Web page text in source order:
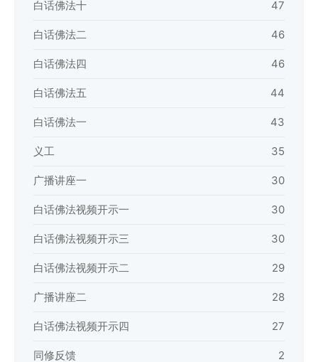
白话佛法十 47
白话佛法二 46
白话佛法四 46
白话佛法五 44
白话佛法一 43
义工 35
广播讲座一 30
白话佛法视频开示一 30
白话佛法视频开示三 30
白话佛法视频开示二 29
广播讲座二 28
白话佛法视频开示四 27
同修反馈 2